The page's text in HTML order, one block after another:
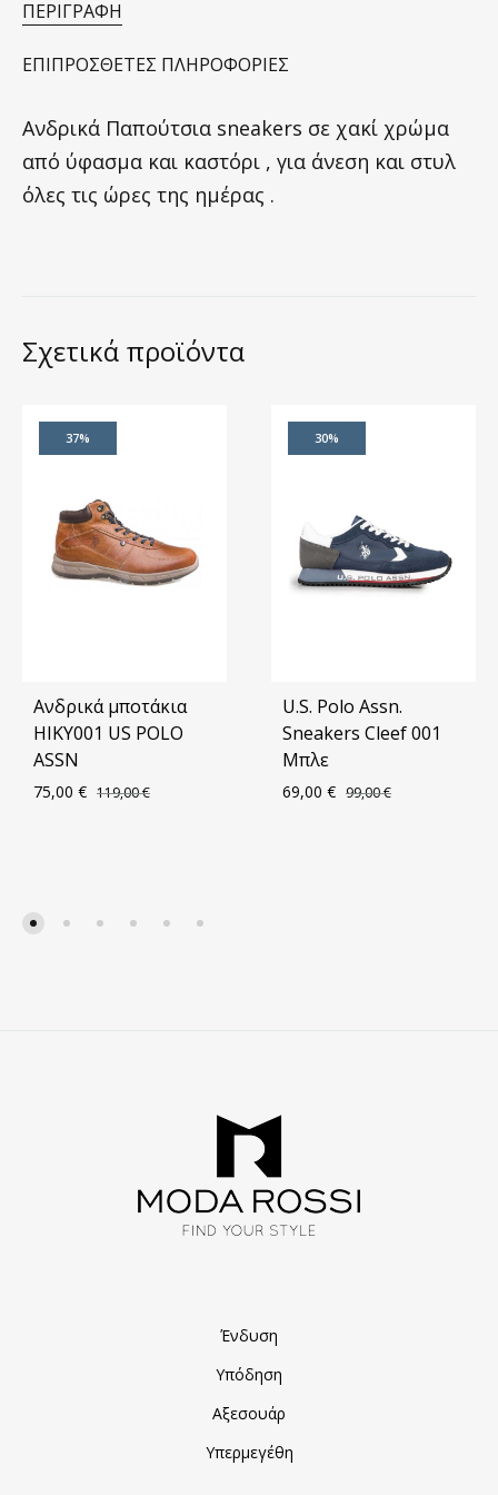
ΠΕΡΙΓΡΑΦΉ
ΕΠΙΠΡΌΣΘΕΤΕΣ ΠΛΗΡΟΦΟΡΊΕΣ
Ανδρικά Παπούτσια sneakers σε χακί χρώμα
από ύφασμα και καστόρι , για άνεση και στυλ
όλες τις ώρες της ημέρας .
Σχετικά προϊόντα
37%
Ανδρικά μποτάκια
HIKY001 US POLO
ASSN
75,00 € 119,00€
30%
U.S. Polo Assn.
Sneakers Cleef 001
Μπλε
69,00 € 99,00€
Ένδυση
Υπόδηση
Αξεσουάρ
Υπερμεγέθη